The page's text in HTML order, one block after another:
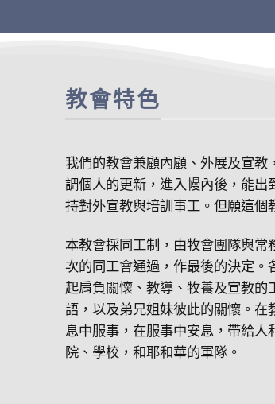
教會特色
我們的教會兼顧內顧、外展及宣
調個人的更新，進入幔內後，能
持對外宣教與培訓事工。但願這個
本教會採同工制，由牧會團隊與
次的同工會通過，作最後的決定
起肩負關懷、教導、牧養及宣教
語，以及弟兄姐妹彼此的關懷。
息中服事，在服事中安息，帶給
院、學校，和耶和華的軍隊。